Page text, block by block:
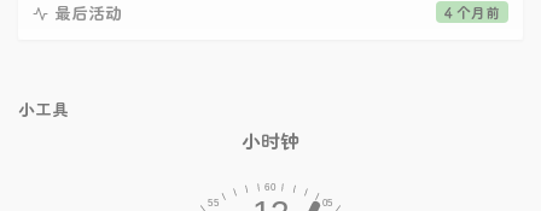
4 个月前
最后活动
小工具
小时钟